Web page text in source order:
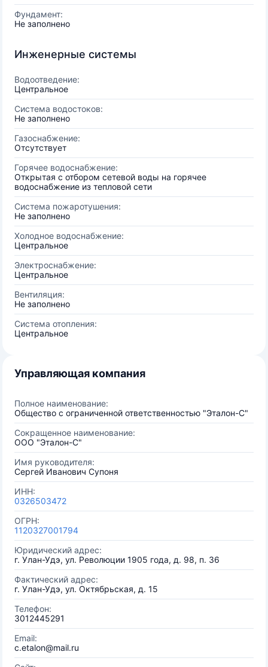
Фундамент:
Не заполнено
Инженерные системы
Водоотведение:
Центральное
Система водостоков:
Не заполнено
Газоснабжение:
Отсутствует
Горячее водоснабжение:
Открытая с отбором сетевой воды на горячее
водоснабжение из тепловой сети
Система пожаротушения:
Не заполнено
Холодное водоснабжение:
Центральное
Электроснабжение:
Центральное
Вентиляция:
Не заполнено
Система отопления:
Центральное
Управляющая компания
Полное наименование:
Общество с ограниченной ответственностью "Эталон-С"
Сокращенное наименование:
ООО "Эталон-С"
Имя руководителя:
Сергей Иванович Супоня
ИНН:
0326503472
ОГРН:
1120327001794
Юридический адрес:
г. Улан-Удэ, ул. Революции 1905 года, д. 98, п. 36
Фактический адрес:
г. Улан-Удэ, ул. Октябрьская, д. 15
Телефон:
3012445291
Email:
c.etalon@mail.ru